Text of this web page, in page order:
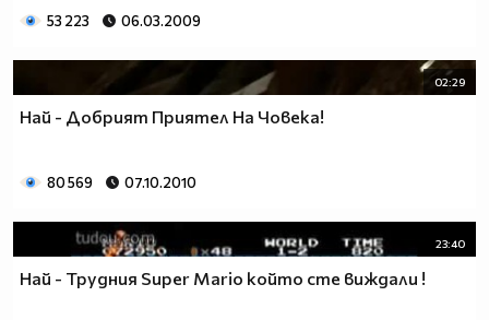
53 223 06.03.2009
02:29
Най - Добрият Приятел На Човека!
80 569 07.10.2010
23:40
Най - Трудния Super Mario който сте виждали !